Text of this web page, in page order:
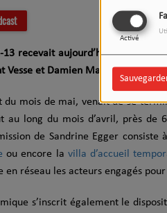
Activé
13 recevait aujourd’hui Sandrine
Vesse et Damien Mahérault du
du mois de mai, venait de se
au long du mois d’avril, près
de Sandrine Egger
ou encore la villa d’accueil
en réseau les acteurs engagés
s’inscrit également le